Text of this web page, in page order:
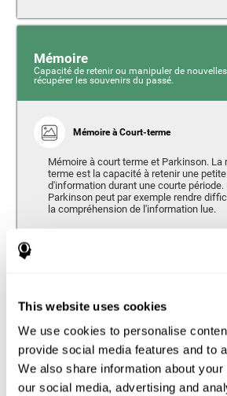
This website uses cookies
We use cookies to personalise
provide social media features and to
We also share information about
our social media, advertising and
Mémoire
Capacité de retenir ou manipuler de
récupérer les souvenirs du passé.
Mémoire à Court-terme
Mémoire à court terme et Parkinson. La
terme est la capacité à retenir une
d'information durant une courte période.
Parkinson peut par exemple rendre
la compréhension de l'information lue.
d'informations visuelles (lettres,
pendant une courte période. La mémoire
de la maladie de Parkinson, laissant la
court terme en bon état. On considère
de la mémoire visuelle à court terme
gravité de la maladie et aux
l'utilisateur.